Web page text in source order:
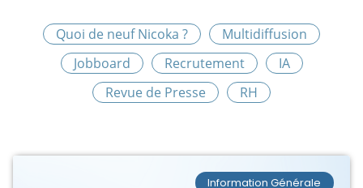
Quoi de neuf Nicoka ?
Multidiffusion
Jobboard
Recrutement
IA
Revue de Presse
RH
Information Générale